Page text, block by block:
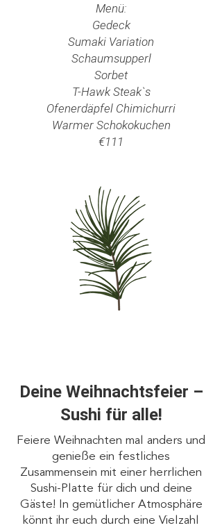
Menü:
Gedeck
Sumaki Variation
Schaumsupperl
Sorbet
T-Hawk Steak`s
Ofenerdäpfel Chimichurri
Warmer Schokokuchen
€111
Deine Weihnachtsfeier –
Sushi für alle!
Feiere Weihnachten mal anders und
genieße ein festliches
Zusammensein mit einer herrlichen
Sushi-Platte für dich und deine
Gäste! In gemütlicher Atmosphäre
könnt ihr euch durch eine Vielzahl